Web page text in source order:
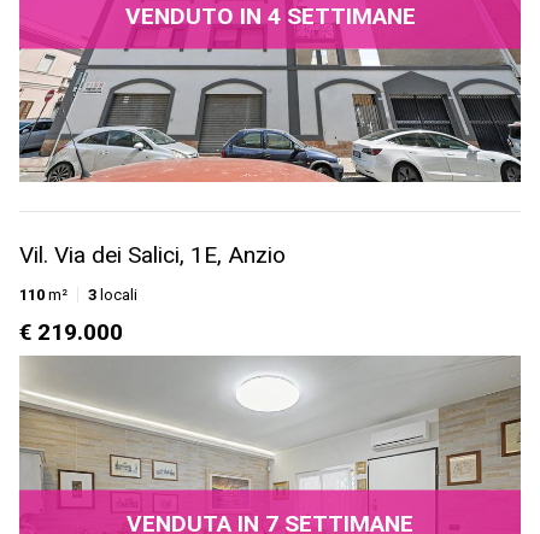
VENDUTO IN 4 SETTIMANE
Vil. Via dei Salici, 1E, Anzio
110 m² 3 locali
€ 219.000
VENDUTA IN 7 SETTIMANE